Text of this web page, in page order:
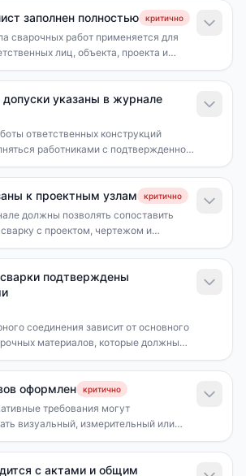
заполнен полностью критично
сварочных работ применяется для
лиц, объекта, проекта и
сварку.
указаны в журнале
ответственных конструкций
работниками с подтвержденной
в пределах применимой области работ.
к проектным узлам критично
должны позволять сопоставить
с проектом, чертежом и
соединения.
подтверждены
соединения зависит от основного
материалов, которые должны
проекту и применимым стандартам.
оформлен критично
требования могут
визуальный, измерительный или
контроль сварных соединений.
с актами и общим